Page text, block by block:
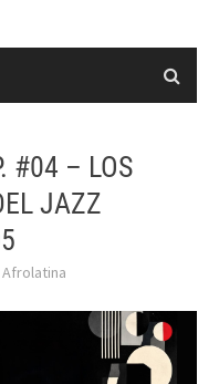
#04 – LOS
JAZZ